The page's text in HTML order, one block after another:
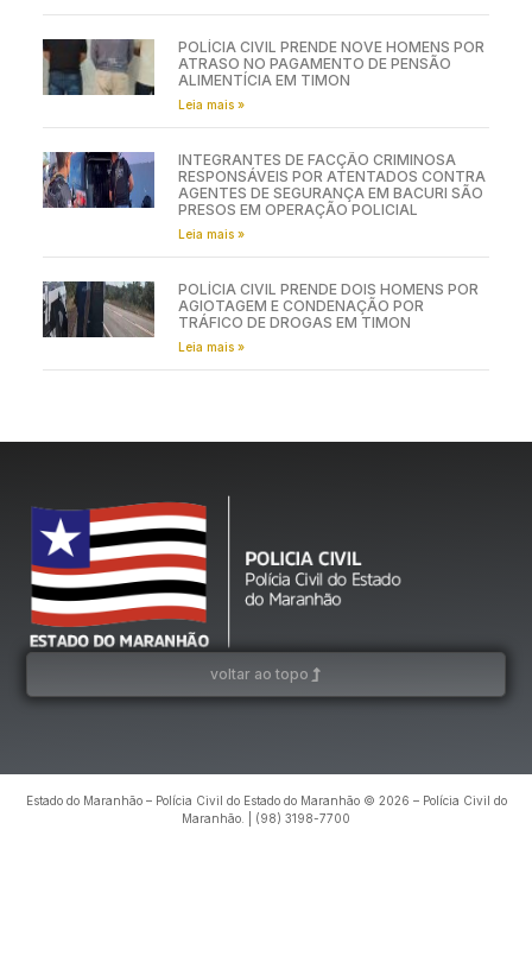
POLÍCIA CIVIL PRENDE NOVE HOMENS POR
ATRASO NO PAGAMENTO DE PENSÃO
ALIMENTÍCIA EM TIMON
Leia mais »
INTEGRANTES DE FACÇÃO CRIMINOSA
RESPONSÁVEIS POR ATENTADOS CONTRA
AGENTES DE SEGURANÇA EM BACURI SÃO
PRESOS EM OPERAÇÃO POLICIAL
Leia mais »
POLÍCIA CIVIL PRENDE DOIS HOMENS POR
AGIOTAGEM E CONDENAÇÃO POR
TRÁFICO DE DROGAS EM TIMON
Leia mais »
voltar ao topo
Estado do Maranhão – Polícia Civil do Estado do Maranhão © 2026 – Polícia Civil do
Maranhão. | (98) 3198-7700